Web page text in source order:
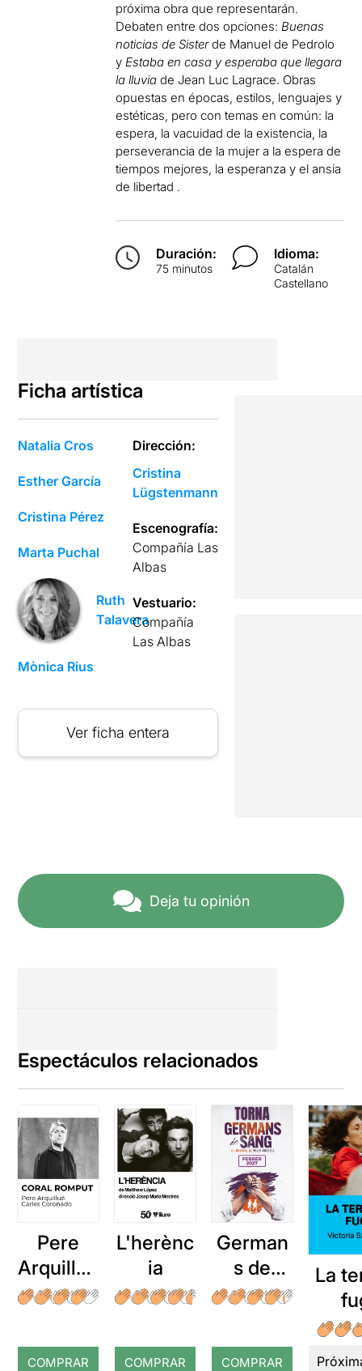
próxima obra que representarán.
Debaten entre dos opciones:Buenas
noticias de Sisterde Manuel de Pedrolo
yEstaba en casa y esperaba que llegara
la lluvia de Jean Luc Lagrace. Obras
opuestas en épocas, estilos, lenguajes y
estéticas, pero con temas en común: la
espera, la vacuidad de la existencia, la
perseverancia de la mujer a la espera de
tiempos mejores, la esperanza y el ansia
de libertad .
Duración:
75 minutos
Idioma:
Catalán
Castellano
Ficha artística
Natalia Cros
Esther García
Cristina Pérez
Marta Puchal
Ruth
Talavera
Mònica Rius
Dirección:
Cristina
Lügstenmann
Escenografía:
Compañía Las
Albas
Vestuario:
Compañía
Las Albas
Ver ficha entera
Deja tu opinión
Espectáculos relacionados
Pere
Arquillué
: Coral
COMPRAR
L'herènc
ia
COMPRAR
German
s de
sang
COMPRAR
La